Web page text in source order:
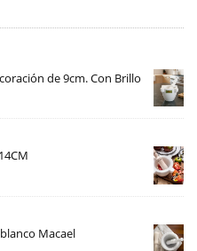
de 9cm. Con Brillo
Macael